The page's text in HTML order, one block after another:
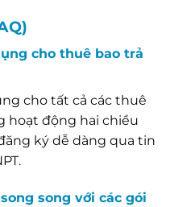
cho thuê bao trả
cho tất cả các thuê
hoạt động hai chiều
ký dễ dàng qua tin
song với các gói